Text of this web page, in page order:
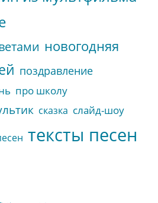
новогодняя
поздравление
про школу
сказка слайд-шоу
тексты песен